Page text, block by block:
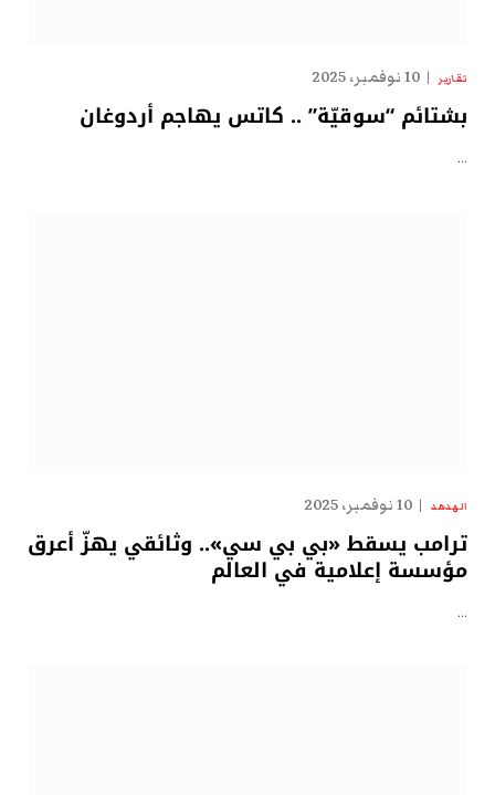
تقارير 10 نوفمبر، 2025
بشتائم “سوقيّة” .. كاتس يهاجم أردوغان
…
الهدهد 10 نوفمبر، 2025
ترامب يسقط «بي بي سي».. وثائقي يهزّ أعرق
مؤسسة إعلامية في العالم
…